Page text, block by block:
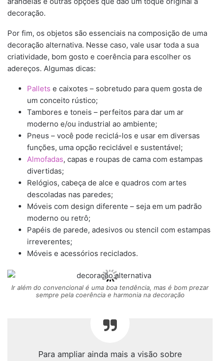
decoração.
Por fim, os objetos são essenciais na composição de uma
decoração alternativa. Nesse caso, vale usar toda a sua
criatividade, bom gosto e coerência para escolher os
adereços. Algumas dicas:
Pallets e caixotes – sobretudo para quem gosta de
um conceito rústico;
Tambores e toneis – perfeitos para dar um ar
moderno e/ou industrial ao ambiente;
Pneus – você pode reciclá-los e usar em diversas
funções, uma opção reciclável e sustentável;
Almofadas, capas e roupas de cama com estampas
divertidas;
Relógios, cabeça de alce e quadros com artes
descoladas nas paredes;
Móveis com design diferente – seja em um padrão
moderno ou retrô;
Papéis de parede, adesivos ou stencil com estampas
irreverentes;
Móveis e acessórios reciclados.
Ir além do convencional é uma boa tendência, mas é bom prezar
sempre pela coerência e harmonia na decoração
Para ampliar ainda mais a visão sobre